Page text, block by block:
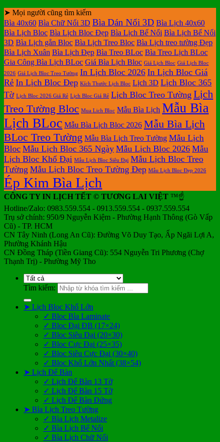
➤ Mọi người cũng tìm kiếm
Bìa 40x60 Bìa Chữ Nổi 3D Bìa Dán Nổi 3D Bìa Lịch 40x60
Bìa Lịch Bloc Bìa Lịch Bloc Đẹp Bìa Lịch Bế Nổi Bìa Lịch Bế Nổi
3D Bìa Lịch gắn Bloc Bìa Lịch Treo Bloc Bìa Lịch treo tường Đẹp
Bìa Lịch Xuân Bìa Lịch Đẹp Bìa Treo BLoc Bìa Treo Lịch BLoc
Gia Công Bìa Lịch BLoc Giá Bìa Lịch Bloc Giá Lịch Bloc Giá Lịch Bloc
2026 Giá Lịch Bloc Treo Tường In Lịch Bloc 2026 In Lịch Bloc Giá
Rẻ In Lịch Bloc Đẹp Kích Thước Lịch Bloc Lịch 3D Lịch Bloc 365
Tờ Lịch Bloc 2026 Giá Rẻ Lịch Bloc Giá Rẻ Lịch Bloc Treo Tường Lịch
Treo Tường Bloc Mua Lich Bloc Mẫu Bìa Lịch Mẫu Bìa
Lịch BLoc Mẫu Bìa Lịch Bloc 2026 Mẫu Bìa Lịch
BLoc Treo Tường Mẫu Bìa Lịch Treo Tường Mẫu Lịch
Bloc Mẫu Lịch Bloc 365 Ngày Mẫu Lịch Bloc 2026 Mẫu
Lịch Bloc Khổ Đại Mẫu Lịch Bloc Siêu Đại Mẫu Lịch Bloc Treo
Tường Mẫu Lịch Bloc Treo Tường Đẹp Mẫu Lịch Bloc Đẹp 2026
Ép Kim Bìa Lịch
CÔNG TY IN LỊCH TẾT © TƯƠNG LAI VIỆT ™☝️
Hotline/Zalo: 0983.559.554 - 0913.559.554 - 0937.559.554
Trụ sở chính: 950/9 Nguyễn Kiệm - Phường Hạnh Thông (Gò Vấp
Cũ) - TP. HCM
CN Tây Ninh (Long An Cũ): Đường Võ Duy Tạo, Ấp Ngãi Lợi A,
Phường Khánh Hậu
CN Đồng Tháp (Tiền Giang Cũ): 554 Nguyễn Tri Phương (Chợ
Thạnh Trị) - Phường Mỹ Tho
Tìm kiếm:
➤ Lịch Bloc Khổ Lớn
✓ Bloc Bìa Laminate
✓ Bloc Đại ĐB (17×24)
✓ Bloc Siêu Đại (20×30)
✓ Bloc Cực Đại (25×35)
✓ Bloc Siêu Cực Đại (30×40)
✓ Bloc Khổ Lớn Nhất (38×54)
➤ Lịch Để Bàn
✓ Lịch Để Bàn 13 Tờ
✓ Lịch Để Bàn 15 Tờ
✓ Lịch Để Bàn Đứng
➤ Bìa Lịch Treo Tường
✓ Bìa Lịch Metalize
✓ Bìa Lịch Bế Nổi
✓ Bìa Lịch Chữ Nổi